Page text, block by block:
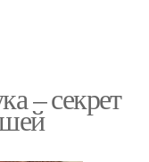
– секрет